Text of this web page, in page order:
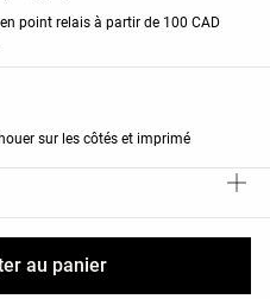
au panier
point relais à partir de 100 CAD
sur les côtés et imprimé